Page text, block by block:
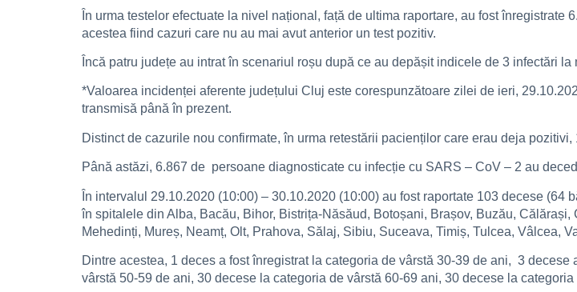
În urma testelor efectuate la nivel național, față de ultima raportare, au fost
acestea fiind cazuri care nu au mai avut anterior un test pozitiv.
Încă patru județe au intrat în scenariul roșu după ce au depășit indicele de 3 infectări la
*Valoarea incidenței aferente județului Cluj este corespunzătoare zilei de ieri,
transmisă până în prezent.
Distinct de cazurile nou confirmate, în urma retestării pacienților care erau deja
Până astăzi, 6.867 de persoane diagnosticate cu infecție cu SARS – CoV – 2 au
În intervalul 29.10.2020 (10:00) – 30.10.2020 (10:00) au fost raportate 103 decese
în spitalele din Alba, Bacău, Bihor, Bistrița-Năsăud, Botoșani, Brașov, Buzău,
Mehedinți, Mureș, Neamț, Olt, Prahova, Sălaj, Sibiu, Suceava, Timiș, Tulcea, Vâlcea,
Dintre acestea, 1 deces a fost înregistrat la categoria de vârstă 30-39 de ani, 3
vârstă 50-59 de ani, 30 decese la categoria de vârstă 60-69 ani, 30 decese la